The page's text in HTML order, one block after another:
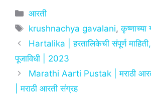
at
s
A
p
p
e
b
o
o
k
l
e
Categories
आरती
Tags
krushnachya gavalani,कृष्णाच्या
Hartalika | हरतालिकेची संपूर्ण
पूजाविधी | 2023
Marathi Aarti Pustak | मराठी
| मराठी आरती संग्रह